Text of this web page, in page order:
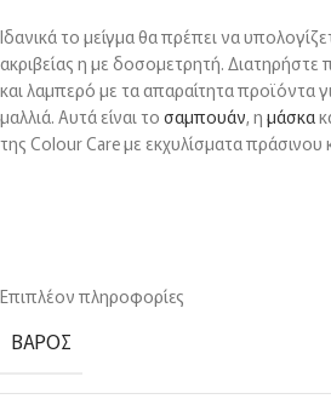
Ιδανικά το μείγμα θα πρέπει να
ακριβείας η με δοσομετρητή.
και λαμπερό με τα απαραίτητα προϊόντα
μαλλιά. Αυτά είναι το σαμπουάν, η μάσκα
της Colour Care με εκχυλίσματα πράσινου
Επιπλέον πληροφορίες
ΒΆΡΟΣ